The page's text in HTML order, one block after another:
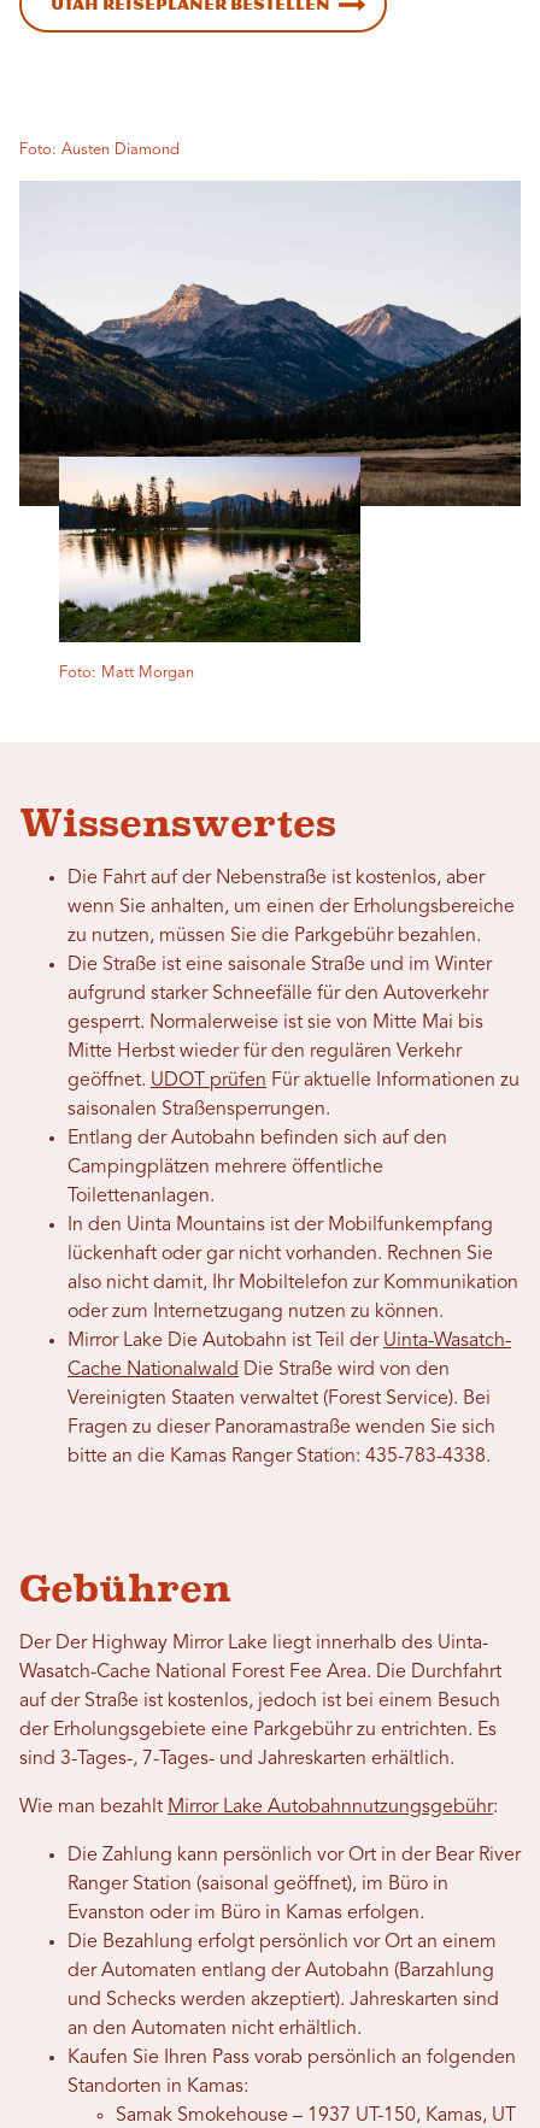
Utah Reiseplaner bestellen
Foto: Matt Morgan
Foto: Austen Diamond
Wissenswertes
Die Fahrt auf der Nebenstraße ist kostenlos, aber
wenn Sie anhalten, um einen der Erholungsbereiche
zu nutzen, müssen Sie die Parkgebühr bezahlen.
Die Straße ist eine saisonale Straße und im Winter
aufgrund starker Schneefälle für den Autoverkehr
gesperrt. Normalerweise ist sie von Mitte Mai bis
Mitte Herbst wieder für den regulären Verkehr
geöffnet. UDOT prüfen Für aktuelle Informationen zu
saisonalen Straßensperrungen.
Entlang der Autobahn befinden sich auf den
Campingplätzen mehrere öffentliche
Toilettenanlagen.
In den Uinta Mountains ist der Mobilfunkempfang
lückenhaft oder gar nicht vorhanden. Rechnen Sie
also nicht damit, Ihr Mobiltelefon zur Kommunikation
oder zum Internetzugang nutzen zu können.
Mirror Lake Die Autobahn ist Teil der Uinta-Wasatch-
Cache Nationalwald Die Straße wird von den
Vereinigten Staaten verwaltet (Forest Service). Bei
Fragen zu dieser Panoramastraße wenden Sie sich
bitte an die Kamas Ranger Station: 435-783-4338.
Gebühren
Der Der Highway Mirror Lake liegt innerhalb des Uinta-
Wasatch-Cache National Forest Fee Area. Die Durchfahrt
auf der Straße ist kostenlos, jedoch ist bei einem Besuch
der Erholungsgebiete eine Parkgebühr zu entrichten. Es
sind 3-Tages-, 7-Tages- und Jahreskarten erhältlich.
Wie man bezahlt Mirror Lake Autobahnnutzungsgebühr:
Die Zahlung kann persönlich vor Ort in der Bear River
Ranger Station (saisonal geöffnet), im Büro in
Evanston oder im Büro in Kamas erfolgen.
Die Bezahlung erfolgt persönlich vor Ort an einem
der Automaten entlang der Autobahn (Barzahlung
und Schecks werden akzeptiert). Jahreskarten sind
an den Automaten nicht erhältlich.
Kaufen Sie Ihren Pass vorab persönlich an folgenden
Standorten in Kamas:
Samak Smokehouse – 1937 UT-150, Kamas, UT